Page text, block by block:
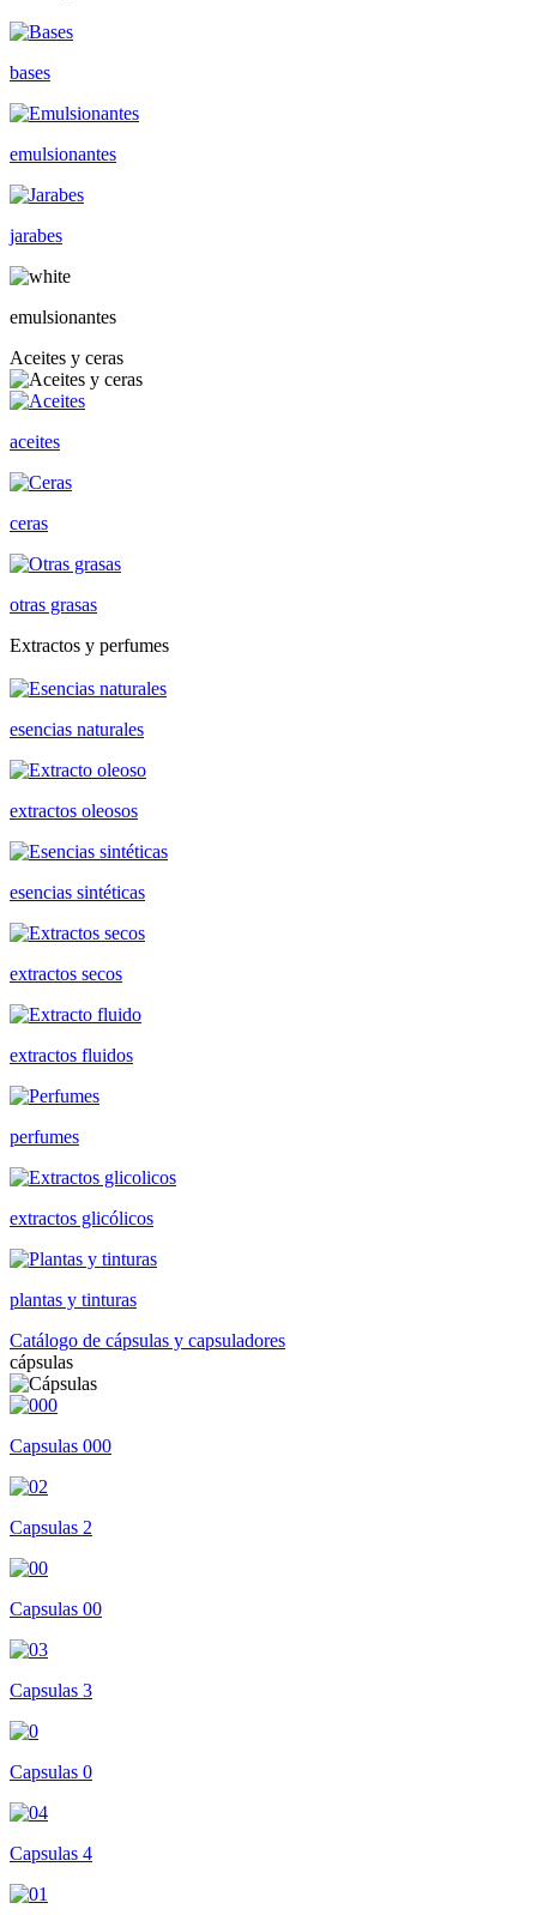
bases
emulsionantes
jarabes
emulsionantes
Aceites y ceras
aceites
ceras
otras grasas
Extractos y perfumes
esencias naturales
extractos oleosos
esencias sintéticas
extractos secos
extractos fluidos
perfumes
extractos glicólicos
plantas y tinturas
Catálogo de cápsulas y capsuladores
cápsulas
Capsulas 000
Capsulas 2
Capsulas 00
Capsulas 3
Capsulas 0
Capsulas 4